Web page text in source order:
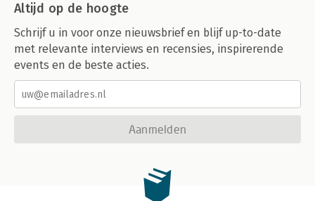
Altijd op de hoogte
Schrijf u in voor onze nieuwsbrief en blijf up-to-date
met relevante interviews en recensies, inspirerende
events en de beste acties.
Aanmelden